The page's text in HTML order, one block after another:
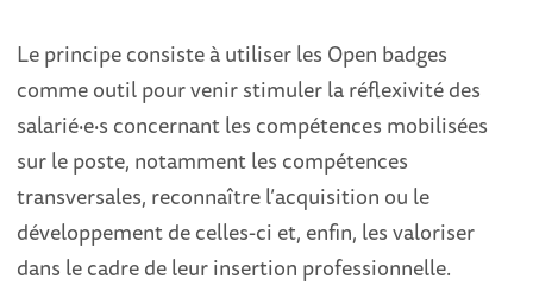
Le principe consiste à utiliser les Open badges
comme outil pour venir stimuler la réflexivité des
salarié·e·s concernant les compétences mobilisées
sur le poste, notamment les compétences
transversales, reconnaître l’acquisition ou le
développement de celles-ci et, enfin, les valoriser
dans le cadre de leur insertion professionnelle.